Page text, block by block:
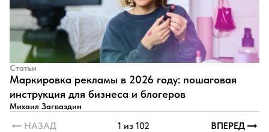
Статьи
Маркировка рекламы в 2026 году: пошаговая
инструкция для бизнеса и блогеров
Михаил Загваздин
НАЗАД 1 из 102 ВПЕРЕД